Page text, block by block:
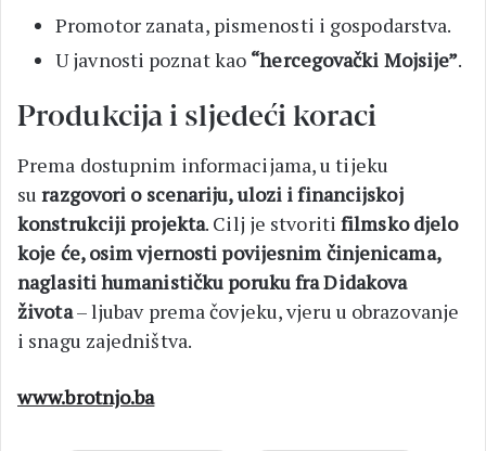
Promotor zanata, pismenosti i gospodarstva.
U javnosti poznat kao “hercegovački Mojsije”.
Produkcija i sljedeći koraci
Prema dostupnim informacijama, u tijeku
surazgovori o scenariju, ulozi i financijskoj
konstrukciji projekta. Cilj je stvoritifilmsko djelo
koje će, osim vjernosti povijesnim činjenicama,
naglasiti humanističku poruku fra Didakova
života– ljubav prema čovjeku, vjeru u obrazovanje
i snagu zajedništva.
www.brotnjo.ba